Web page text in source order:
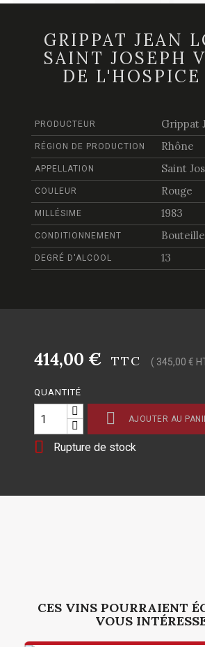
GRIPPAT JEAN
SAINT JOSEPH
DE L'HOSPICE
PRODUCTEUR Grippat
RÉGION DE PRODUCTION Rhône
APPELLATION Saint
COULEUR Rouge
MILLÉSIME 1983
CONDITIONNEMENT
DEGRÉ D'ALCOOL 13
414,00 € TTC ( 345,00 €
QUANTITÉ
 AJOUTER AU
 Rupture de stock
CES VINS POURRAIENT
VOUS